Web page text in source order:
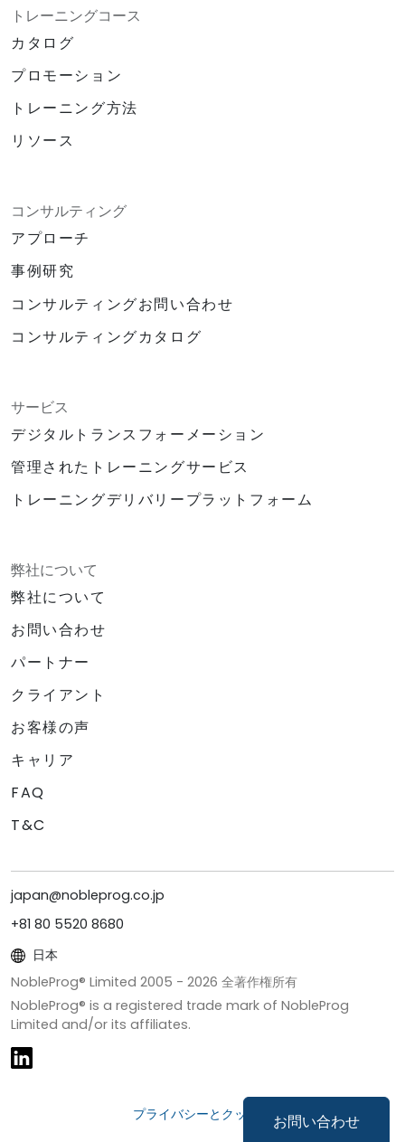
お問い合わせ
トレーニングコース
カタログ
プロモーション
トレーニング方法
リソース
コンサルティング
アプローチ
事例研究
コンサルティングお問い合わせ
コンサルティングカタログ
サービス
デジタルトランスフォーメーション
管理されたトレーニングサービス
トレーニングデリバリープラットフォーム
弊社について
弊社について
お問い合わせ
パートナー
クライアント
お客様の声
キャリア
FAQ
T&C
japan@nobleprog.co.jp
+81 80 5520 8680
日本
NobleProg® Limited 2005 - 2026 全著作権所有
NobleProg® is a registered trade mark of NobleProg
Limited and/or its affiliates.
プライバシーとクッキー